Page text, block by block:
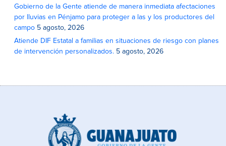
Gobierno de la Gente atiende de manera inmediata afectaciones
por lluvias en Pénjamo para proteger a las y los productores del
campo 5 agosto, 2026
Atiende DIF Estatal a familias en situaciones de riesgo con planes
de intervención personalizados. 5 agosto, 2026